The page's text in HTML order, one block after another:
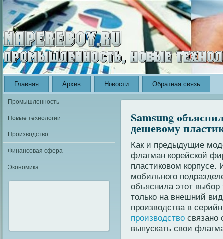
Главная Архив Новости Обратная связь
Промышленность
Новые технологии
Производство
Финансовая сфера
Экономика
Samsung
дешевому
Как и предыдущие
флагман корейской
пластиковом корпусе.
мобильного
объяснила этот выбор
только на внешний
производства в
производство связано
выпускать свои